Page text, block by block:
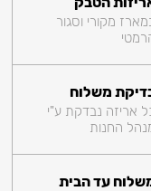
מקורי וסגור
משלוח
אריזה נבדקת ע"י
החנות
עד הבית